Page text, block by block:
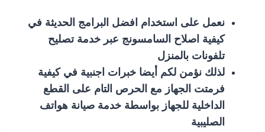
نعمل على استخدام افضل البرامج الحديثة في
كيفية اصلاح السامسونج عبر خدمة تصليح
تلفونات بالمنزل
لذلك نؤمن لكم أيضا خبرات اجنبية في كيفية
فرمتت الجهاز مع الحرص التام على القطع
الداخلية للجهاز بواسطة خدمة صيانة هواتف
الصليبية